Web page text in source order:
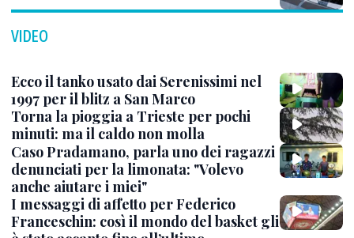
VIDEO
Ecco il tanko usato dai Serenissimi nel
1997 per il blitz a San Marco
Torna la pioggia a Trieste per pochi
minuti: ma il caldo non molla
Caso Pradamano, parla uno dei ragazzi
denunciati per la limonata: "Volevo
anche aiutare i miei"
I messaggi di affetto per Federico
Franceschin: così il mondo del basket gli